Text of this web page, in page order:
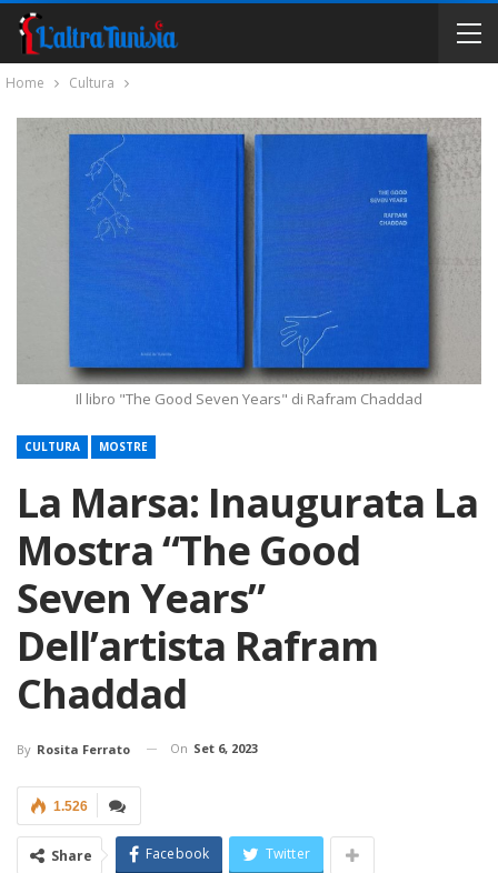
Home Cultura
Il libro "The Good Seven Years" di Rafram Chaddad
CULTURA MOSTRE
La Marsa: Inaugurata La
Mostra “The Good
Seven Years”
Dell’artista Rafram
Chaddad
By Rosita Ferrato On Set 6, 2023
1.526
Share Facebook Twitter